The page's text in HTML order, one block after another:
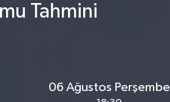
Tahmini
06 Ağustos Perşembe